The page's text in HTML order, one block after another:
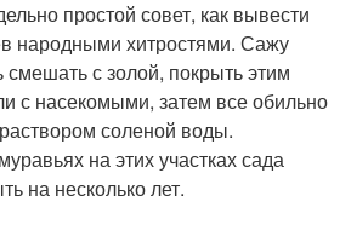
простой совет, как вывести
народными хитростями. Сажу
с золой, покрыть этим
с насекомыми, затем все обильно
соленой воды.
на этих участках сада
на несколько лет.